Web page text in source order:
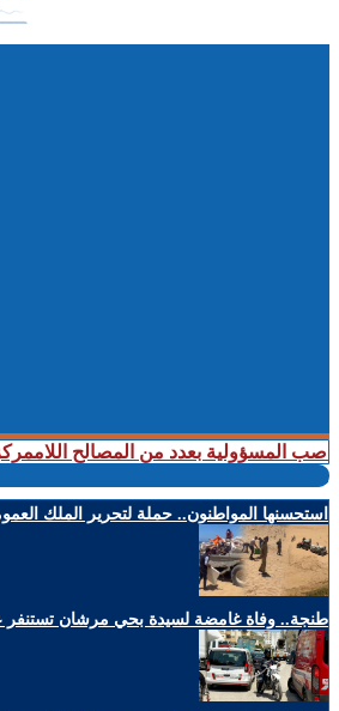
بعدد من المصالح اللاممركزة للأمن
استحسنها المواطنون.. حملة لتحرير الملك
طنجة.. وفاة غامضة لسيدة بحي مرشان تستنفر